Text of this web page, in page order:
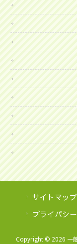
サイトマップ
プライバシ
Copyright © 2026 一